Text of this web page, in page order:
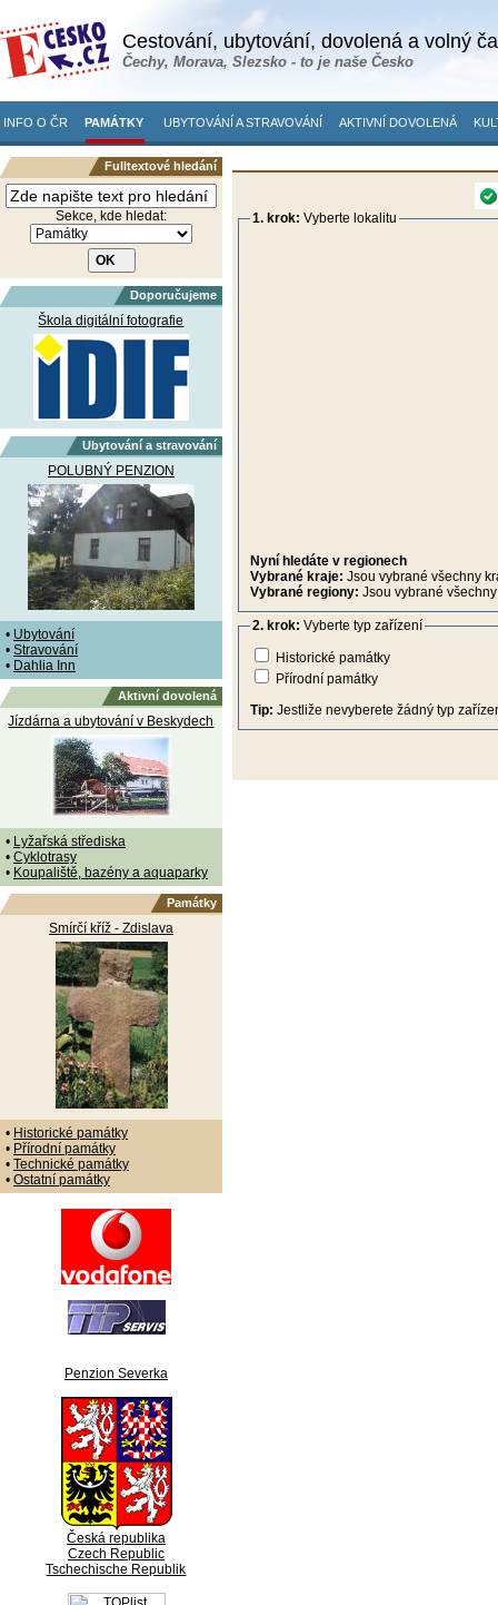
Cestování, ubytování, dovolená a volný
Čechy, Morava, Slezsko - to je naše Česko
INFO O ČR PAMÁTKY UBYTOVÁNÍ A STRAVOVÁNÍ AKTIVNÍ DOVOLENÁ
Fulltextové hledání
Sekce, kde hledat:
Doporučujeme
Škola digitální fotografie
Ubytování a stravování
POLUBNÝ PENZION
• Ubytování
• Stravování
• Dahlia Inn
Aktivní dovolená
Jízdárna a ubytování v Beskydech
• Lyžařská střediska
• Cyklotrasy
• Koupaliště, bazény a aquaparky
Památky
Smírčí kříž - Zdislava
• Historické památky
• Přírodní památky
• Technické památky
• Ostatní památky
Penzion Severka
Česká republika
Czech Republic
Tschechische Republik
1. krok: Vyberte lokalitu
Nyní hledáte v regionech
Vybrané kraje: Jsou vybrané všechny
Vybrané regiony: Jsou vybrané
2. krok: Vyberte typ zařízení
Historické památky
Přírodní památky
Tip: Jestliže nevyberete žádný typ